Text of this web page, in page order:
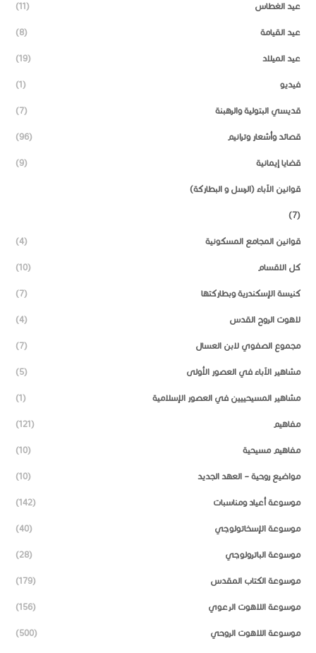
عيد الغطاس (11)
عيد القيامة (8)
عيد الميلاد (19)
فيديو (1)
قديسي البتولية والرهبنة (7)
قصائد وأشعار وترانيم (96)
قضايا إيمانية (9)
قوانين الآباء (الرسل و البطاركة)
(7)
قوانين المجامع المسكونية (4)
كل الاقسام (10)
كنيسة الإسكندرية وبطاركتها (7)
لاهوت الروح القدس (4)
مجموع الصفوي لابن العسال (7)
مشاهير الآباء في العصور الأولى (5)
مشاهير المسيحييين في العصور الإسلامية (1)
مفاهيم (121)
مفاهيم مسيحية (10)
مواضيع روحية – العهد الجديد (10)
موسوعة أعياد ومناسبات (142)
موسوعة الإسخاتولوجي (40)
موسوعة الباترولوجي (28)
موسوعة الكتاب المقدس (179)
موسوعة اللاهوت الرعوي (156)
موسوعة اللاهوت الروحي (500)